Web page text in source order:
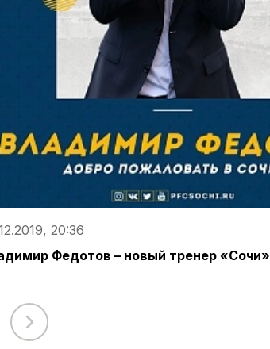
20:36
Федотов – новый тренер «Сочи»